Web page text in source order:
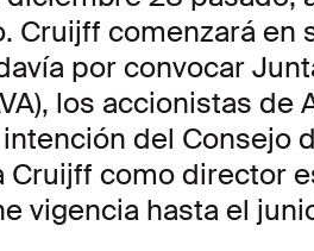
Cruijff comenzará en
por convocar
los accionistas de
del Consejo
Cruijff como director
vigencia hasta el